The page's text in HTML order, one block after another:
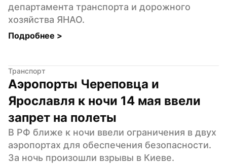
департамента транспорта и дорожного
хозяйства ЯНАО.
Подробнее >
Транспорт
Аэропорты Череповца и
Ярославля к ночи 14 мая ввели
запрет на полеты
В РФ ближе к ночи ввели ограничения в двух
аэропортах для обеспечения безопасности.
За ночь произошли взрывы в Киеве.